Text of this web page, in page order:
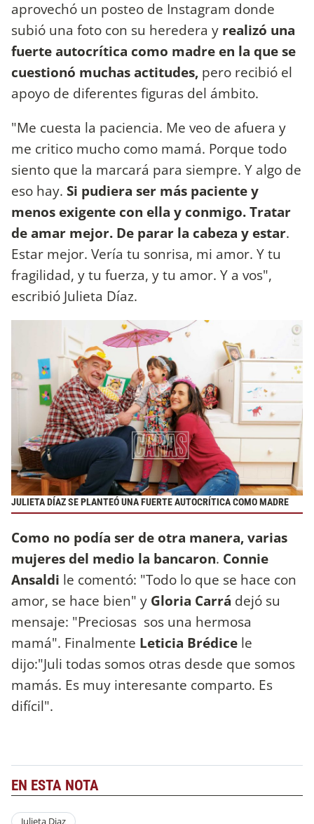
aprovechó un posteo de Instagram donde
subió una foto con su heredera y realizó una
fuerte autocrítica como madre en la que se
cuestionó muchas actitudes, pero recibió el
apoyo de diferentes figuras del ámbito.
"Me cuesta la paciencia. Me veo de afuera y
me critico mucho como mamá. Porque todo
siento que la marcará para siempre. Y algo de
eso hay. Si pudiera ser más paciente y
menos exigente con ella y conmigo. Tratar
de amar mejor. De parar la cabeza y estar.
Estar mejor. Vería tu sonrisa, mi amor. Y tu
fragilidad, y tu fuerza, y tu amor. Y a vos",
escribió Julieta Díaz.
JULIETA DÍAZ SE PLANTEÓ UNA FUERTE AUTOCRÍTICA COMO MADRE
Como no podía ser de otra manera, varias
mujeres del medio la bancaron. Connie
Ansaldi le comentó: "Todo lo que se hace con
amor, se hace bien" y Gloria Carrá dejó su
mensaje: "Preciosas sos una hermosa
mamá". Finalmente Leticia Brédice le
dijo:"Juli todas somos otras desde que somos
mamás. Es muy interesante comparto. Es
difícil".
EN ESTA NOTA